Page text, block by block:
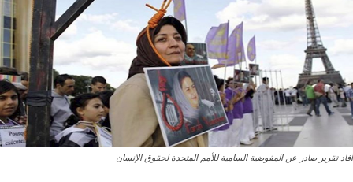
أفاد تقرير صادر عن المفوضية السامية للأمم المتحدة لحقوق الإنسان